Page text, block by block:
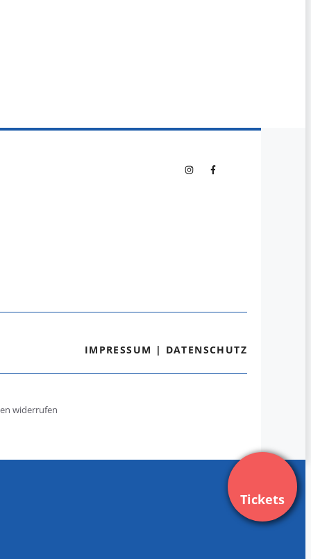
Tickets
IMPRESSUM | DATENSCHUTZ
widerrufen